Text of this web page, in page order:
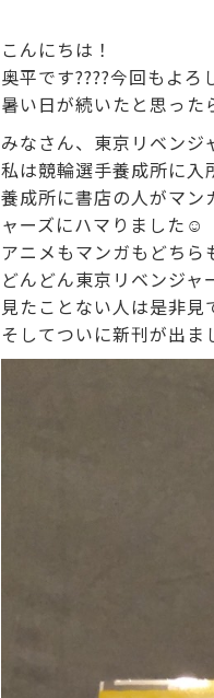
こんにちは！
奥平です????今回もよ
暑い日が続いたと思った
みなさん、東京リベンジ
私は競輪選手養成所に入
養成所に書店の人がマン
ャーズにハマりました☺️
アニメもマンガもどちら
どんどん東京リベンジャ
見たことない人は是非見
そしてついに新刊が出ま